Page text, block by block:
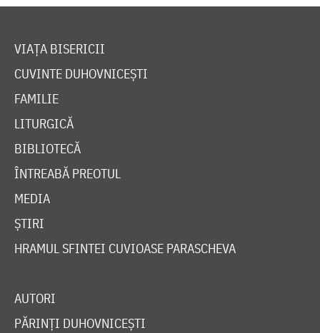
VIAȚA BISERICII
CUVINTE DUHOVNICEȘTI
FAMILIE
LITURGICĂ
BIBLIOTECĂ
ÎNTREABĂ PREOTUL
MEDIA
ȘTIRI
HRAMUL SFINTEI CUVIOASE PARASCHEVA
AUTORI
PĂRINȚI DUHOVNICEȘTI